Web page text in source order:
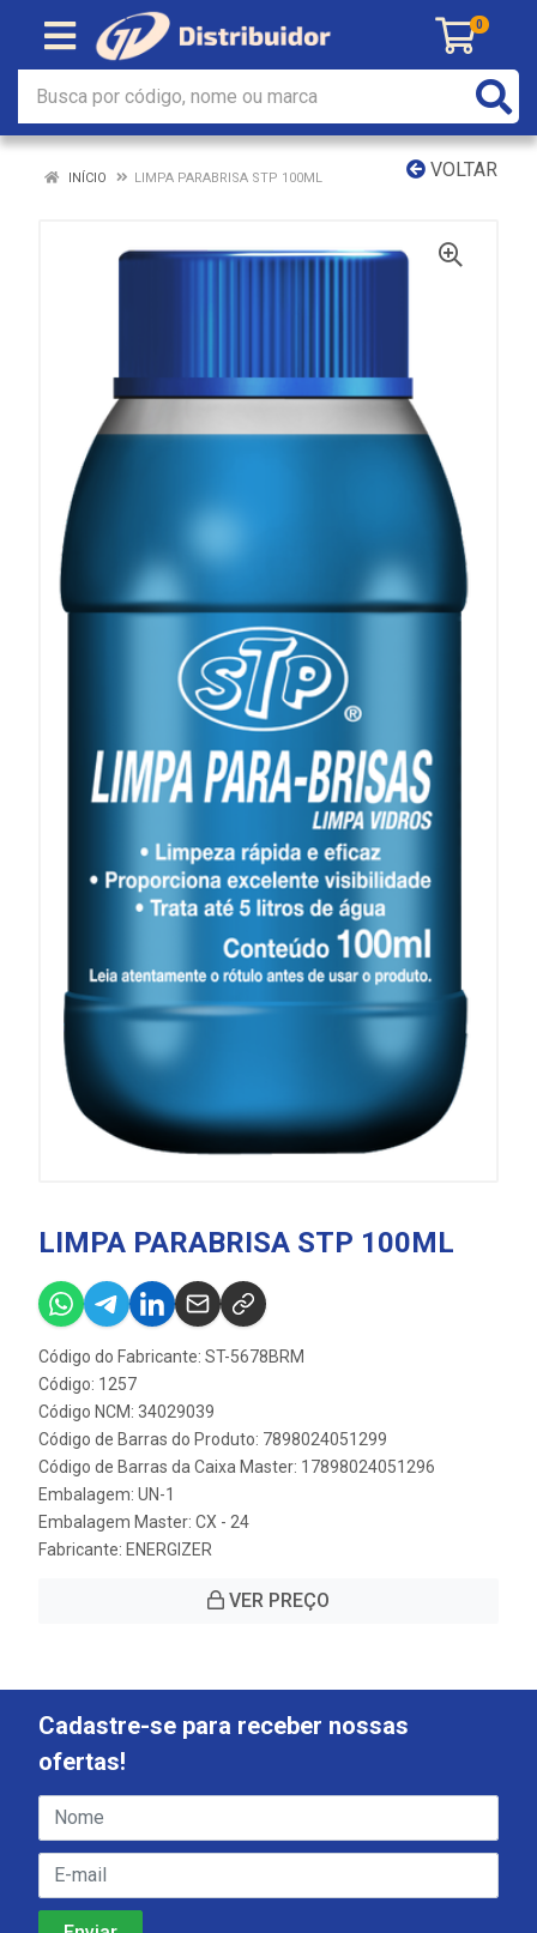
0
VOLTAR
INÍCIO LIMPA PARABRISA STP 100ML
LIMPA PARABRISA STP 100ML
Código do Fabricante: ST-5678BRM
Código: 1257
Código NCM: 34029039
Código de Barras do Produto: 7898024051299
Código de Barras da Caixa Master: 17898024051296
Embalagem: UN-1
Embalagem Master: CX - 24
Fabricante: ENERGIZER
VER PREÇO
Cadastre-se para receber nossas
ofertas!